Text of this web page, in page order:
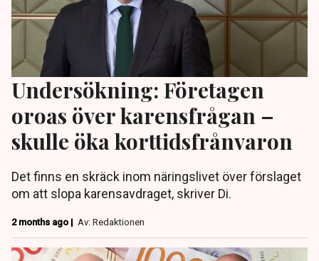
Undersökning: Företagen
oroas över karensfrågan –
skulle öka korttidsfrånvaron
Det finns en skräck inom näringslivet över förslaget
om att slopa karensavdraget, skriver Di.
2 months ago | Av: Redaktionen